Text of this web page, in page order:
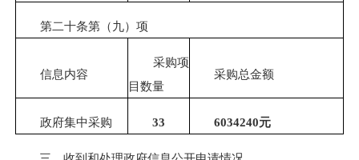
第二十条第（九）项
信息内容
采购项
目数量
采购总金额
政府集中采购 33 6034240元